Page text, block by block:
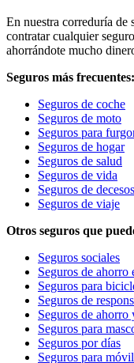
En nuestra correduría de
contratar cualquier
ahorrándote mucho
Seguros más frecuentes:
Seguros de coche
Seguros de moto
Seguros para
Seguros de hogar
Seguros de salud
Seguros de vida
Seguros de decesos
Seguros de viaje
Otros seguros que
Seguros sociales
Seguros de ahorro
Seguros para
Seguros de
Seguros de
Seguros para
Seguros por días
Seguros para